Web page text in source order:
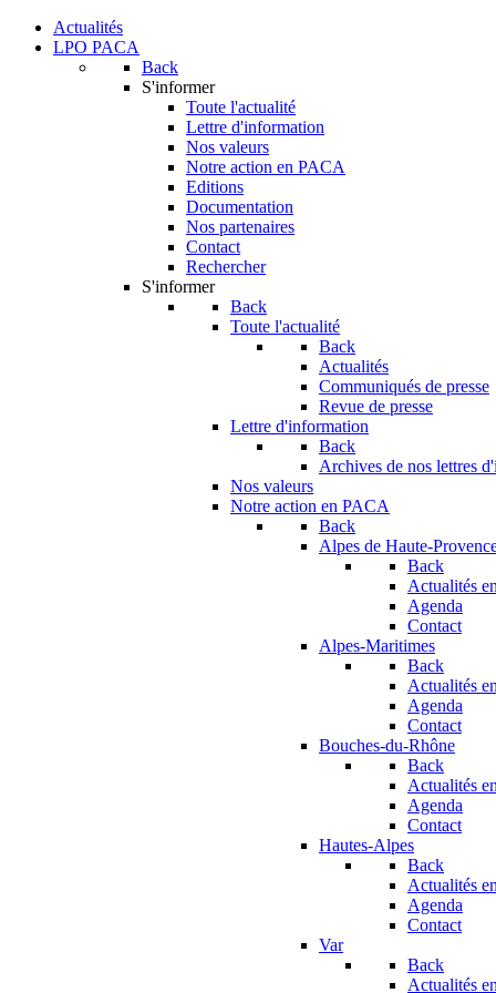
Actualités
LPO PACA
Back
S'informer
Toute l'actualité
Lettre d'information
Nos valeurs
Notre action en PACA
Editions
Documentation
Nos partenaires
Contact
Rechercher
S'informer
Back
Toute l'actualité
Back
Actualités
Communiqués de presse
Revue de presse
Lettre d'information
Back
Archives de nos lettres
Nos valeurs
Notre action en PACA
Back
Alpes de Haute-
Back
Actualités
Agenda
Contact
Alpes-Maritimes
Back
Actualités
Agenda
Contact
Bouches-du-Rhône
Back
Actualités
Agenda
Contact
Hautes-Alpes
Back
Actualités
Agenda
Contact
Var
Back
Actualités